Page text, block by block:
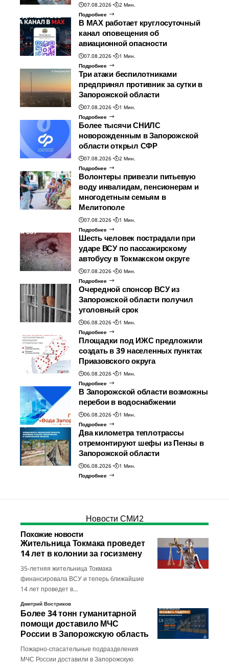
07.08.2026
2 Мин.
Подробнее
В МАХ работает круглосуточный
канал оповещения об
авиационной опасности
07.08.2026
1 Мин.
Подробнее
Три атаки беспилотниками
предпринял противник за сутки в
Запорожской области
07.08.2026
1 Мин.
Подробнее
Более тысячи СНИЛС
новорожденным в Запорожской
области открыл СФР
07.08.2026
2 Мин.
Подробнее
Волонтеры привезли питьевую
воду инвалидам, пенсионерам и
многодетным семьям в
Мелитополе
07.08.2026
1 Мин.
Подробнее
Шесть человек пострадали при
ударе ВСУ по пассажирскому
автобусу в Токмакском округе
07.08.2026
0 Мин.
Подробнее
Очередной спонсор ВСУ из
Запорожской области получил
уголовный срок
06.08.2026
1 Мин.
Подробнее
Площадки под ИЖС предложили
создать в 39 населенных пунктах
Приазовского округа
06.08.2026
1 Мин.
Подробнее
В Запорожской области возможны
перебои в водоснабжении
06.08.2026
1 Мин.
Подробнее
Два километра теплотрассы
отремонтируют шефы из Пензы в
Запорожской области
06.08.2026
1 Мин.
Подробнее
Новости СМИ2
Похожие новости
Жительница Токмака проведет
14 лет в колонии за госизмену
35-летняя жительница Токмака
финансировала ВСУ и теперь ближайшие
14 лет проведет в…
Дмитрий Востриков
Более 34 тонн гуманитарной
помощи доставило МЧС
России в Запорожскую область
Пожарно-спасательные подразделения
МЧС России доставили в Запорожскую